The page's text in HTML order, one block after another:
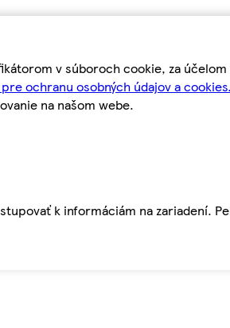
v súboroch cookie, za
ochranu osobných údajov a cookies.
na našom webe.
k informáciám na zariadení.